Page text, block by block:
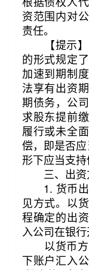
资范围内对
责任。
【提示】
的形式规定
加速到期制
法享有出资
期债务，公
求股东提前
履行或未全
偿，即是否
形下应当支持
三、出资
1. 货币出
见方式。以
程确定的出
入公司在银行
以货币方
下账户汇入